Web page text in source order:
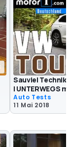
Sauviel Technik
| UNTERWEGS
Auto Tests
11 Mai 2018